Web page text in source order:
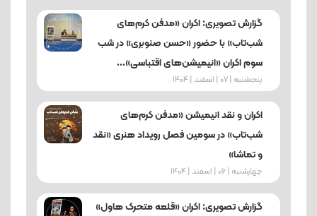
گزارش تصویری: اکران «مدفن کرم‌های
شب‌تاب» با حضور «حسن صنوبری» در شب
سوم اکران «انیمیشن‌های اقتباسی»...
پنجشنبه | 07 | اسفند | 1404
اکران و نقد انیمیشن «مدفن کرم‌های
شب‌تاب» در سومین فصل رویداد هنری «نقد
و تماشا»
چهارشنبه | 06 | اسفند | 1404
گزارش تصویری: اکران «قلعه متحرک هاول»